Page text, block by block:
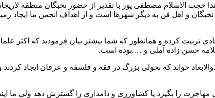
حجت الاسلام مصطفی پور با تقدیر از حضور نخبگان منطقه
و اهل فن به دیگر شهرها است و از اهداف انجمن ما ایجاد
تربیت کرده و همانطور که شما پیشتر بیان فرمودید که اکثر
حسن زاده آملی و ….بوده است.
خواند که تحولی بزرگ در فقه و فلسفه و عرفان ایجاد کردند و
را بگیرد یا کشاورزی و دامداری را گسترش دهد ولی ما